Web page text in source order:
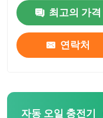
최고의 가격
연락처
자동 오일 충전기